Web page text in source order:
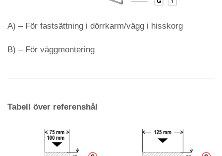
A) – För fastsättning i dörrkarm/vägg i hisskorg
B) – För väggmontering
Tabell över referenshål